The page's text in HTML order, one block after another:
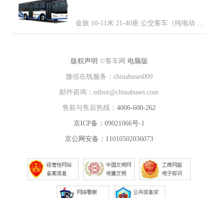
金旅 10-11米 21-40座 公交客车（纯电动 柴
油 混合动力 天然气 燃料电池）
版权声明 ©客车网 电脑版
微信在线服务：chinabuses009
邮件咨询：editor@chinabuses.com
售前与售后热线： 4006-600-262
京ICP备：09021066号-1
京公网安备：11010502036073